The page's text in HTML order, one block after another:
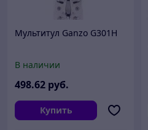
Мультитул Ganzo G301H
В наличии
498.62 руб.
Купить